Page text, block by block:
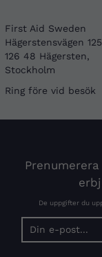
First Aid Sweden
Hägerstensvägen 125
126 48 Hägersten,
Stockholm
Ring före vid besök
De uppgifter du